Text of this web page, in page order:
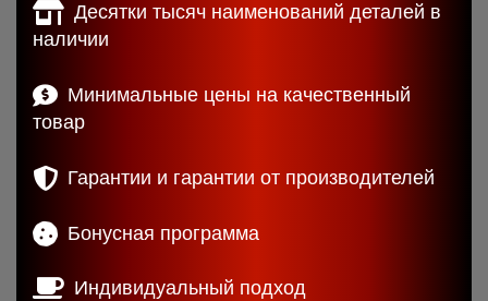
Десятки тысяч наименований деталей в
наличии
Минимальные цены на качественный
товар
Гарантии и гарантии от производителей
Бонусная программа
Индивидуальный подход